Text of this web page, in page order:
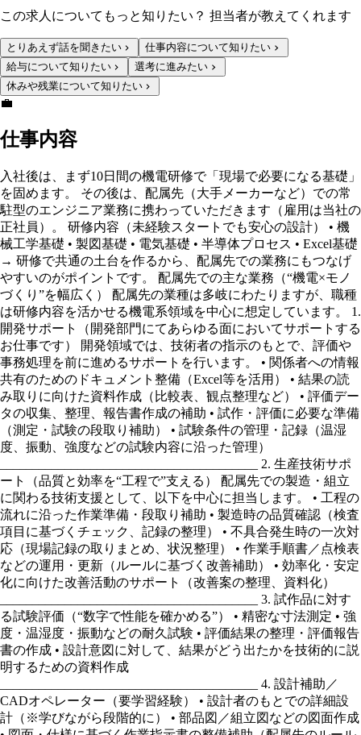
この求人についてもっと知りたい？ 担当者が教えてくれます
とりあえず話を聞きたい
仕事内容について知りたい
給与について知りたい
選考に進みたい
休みや残業について知りたい
💼
仕事内容
入社後は、まず10日間の機電研修で「現場で必要になる基礎」
を固めます。 その後は、配属先（大手メーカーなど）での常
駐型のエンジニア業務に携わっていただきます（雇用は当社の
正社員）。 研修内容（未経験スタートでも安心の設計） • 機
械工学基礎 • 製図基礎 • 電気基礎 • 半導体プロセス • Excel基礎
→ 研修で共通の土台を作るから、配属先での業務にもつなげ
やすいのがポイントです。 配属先での主な業務（“機電×モノ
づくり”を幅広く） 配属先の業種は多岐にわたりますが、職種
は研修内容を活かせる機電系領域を中心に想定しています。 1.
開発サポート（開発部門にてあらゆる面においてサポートする
お仕事です） 開発領域では、技術者の指示のもとで、評価や
事務処理を前に進めるサポートを行います。 • 関係者への情報
共有のためのドキュメント整備（Excel等を活用） • 結果の読
み取りに向けた資料作成（比較表、観点整理など） • 評価デー
タの収集、整理、報告書作成の補助 • 試作・評価に必要な準備
（測定・試験の段取り補助） • 試験条件の管理・記録（温湿
度、振動、強度などの試験内容に沿った管理）
________________________________________ 2. 生産技術サポ
ート（品質と効率を“工程で”支える） 配属先での製造・組立
に関わる技術支援として、以下を中心に担当します。 • 工程の
流れに沿った作業準備・段取り補助 • 製造時の品質確認（検査
項目に基づくチェック、記録の整理） • 不具合発生時の一次対
応（現場記録の取りまとめ、状況整理） • 作業手順書／点検表
などの運用・更新（ルールに基づく改善補助） • 効率化・安定
化に向けた改善活動のサポート（改善案の整理、資料化）
________________________________________ 3. 試作品に対す
る試験評価（“数字で性能を確かめる”） • 精密な寸法測定 • 強
度・温湿度・振動などの耐久試験 • 評価結果の整理・評価報告
書の作成 • 設計意図に対して、結果がどう出たかを技術的に説
明するための資料作成
________________________________________ 4. 設計補助／
CADオペレーター（要学習経験） • 設計者のもとでの詳細設
計（※学びながら段階的に） • 部品図／組立図などの図面作成